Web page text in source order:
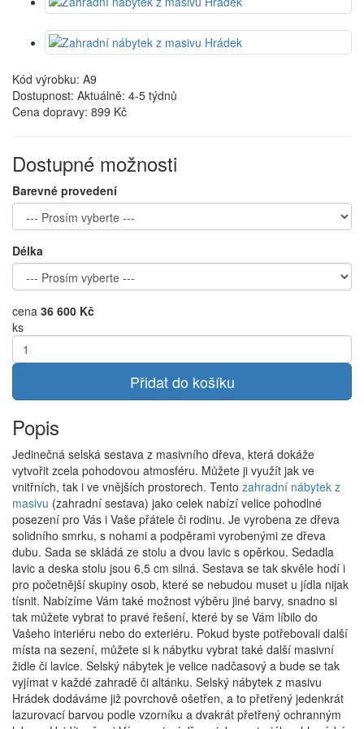
Kód výrobku: A9
Dostupnost: Aktuálně: 4-5 týdnů
Cena dopravy: 899 Kč
Dostupné možnosti
Barevné provedení
Délka
cena 36 600 Kč
ks
Přidat do košíku
Popis
Jedinečná selská sestava z masivního dřeva, která dokáže
vytvořit zcela pohodovou atmosféru. Můžete ji využít jak ve
vnitřních, tak i ve vnějších prostorech. Tento zahradní nábytek z
masivu (zahradní sestava) jako celek nabízí velice pohodlné
posezení pro Vás i Vaše přátele či rodinu. Je vyrobena ze dřeva
solidního smrku, s nohami a podpěrami vyrobenými ze dřeva
dubu. Sada se skládá ze stolu a dvou lavic s opěrkou. Sedadla
lavic a deska stolu jsou 6,5 cm silná. Sestava se tak skvěle hodí i
pro početnější skupiny osob, které se nebudou muset u jídla nijak
tísnit. Nabízíme Vám také možnost výběru jiné barvy, snadno si
tak můžete vybrat to pravé řešení, které by se Vám líbilo do
Vašeho interiéru nebo do exteriéru. Pokud byste potřebovali další
místa na sezení, můžete si k nábytku vybrat také další masivní
židle či lavice. Selský nábytek je velice nadčasový a bude se tak
vyjímat v každé zahradě či altánku. Selský nábytek z masivu
Hrádek dodáváme již povrchově ošetřen, a to přetřený jedenkrát
lazurovací barvou podle vzorníku a dvakrát přetřený ochranným